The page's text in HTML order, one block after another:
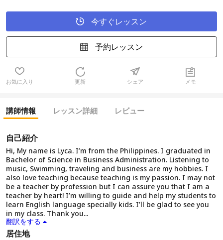
今すぐレッスン
予約レッスン
お気に入り 更新 シェア メモ
講師情報 レッスン詳細 レビュー
自己紹介
Hi, My name is Lyca. I’m from the Philippines. I graduated in
Bachelor of Science in Business Administration. Listening to
music, Swimming, traveling and business are my hobbies. I
also love teaching because teaching is my passion. I may not
be a teacher by profession but I can assure you that I am a
teacher by heart! I’m willing to guide and help my students to
learn English language specially kids. I’ll be glad to see you
in my class. Thank you...
翻訳をする
居住地